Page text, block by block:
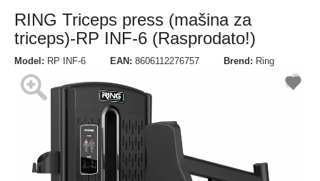
RING Triceps press (mašina za
triceps)-RP INF-6 (Rasprodato!)
Model: RP INF-6 EAN: 8606112276757 Brend: Ring